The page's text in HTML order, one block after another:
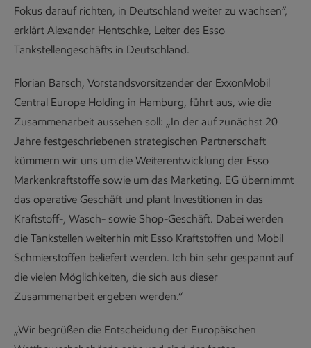
Fokus darauf richten, in Deutschland weiter zu wachsen“,
erklärt Alexander Hentschke, Leiter des Esso
Tankstellengeschäfts in Deutschland.
Florian Barsch, Vorstandsvorsitzender der ExxonMobil
Central Europe Holding in Hamburg, führt aus, wie die
Zusammenarbeit aussehen soll: „In der auf zunächst 20
Jahre festgeschriebenen strategischen Partnerschaft
kümmern wir uns um die Weiterentwicklung der Esso
Markenkraftstoffe sowie um das Marketing. EG übernimmt
das operative Geschäft und plant Investitionen in das
Kraftstoff-, Wasch- sowie Shop-Geschäft. Dabei werden
die Tankstellen weiterhin mit Esso Kraftstoffen und Mobil
Schmierstoffen beliefert werden. Ich bin sehr gespannt auf
die vielen Möglichkeiten, die sich aus dieser
Zusammenarbeit ergeben werden.“
„Wir begrüßen die Entscheidung der Europäischen